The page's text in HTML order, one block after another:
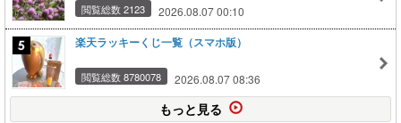
閲覧総数 2123 2026.08.07 00:10
楽天ラッキーくじ一覧（スマホ版）
閲覧総数 8780078 2026.08.07 08:36
もっと見る